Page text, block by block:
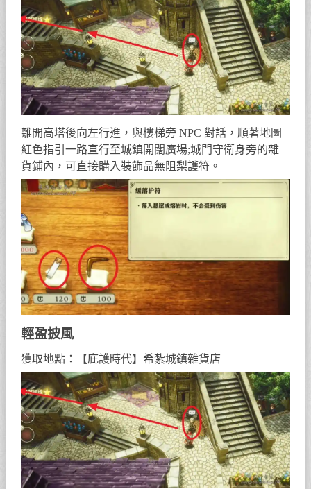
離開高塔後向左行進，與樓梯旁 NPC 對話，順著地圖
紅色指引一路直行至城鎮開闊廣場;城門守衛身旁的雜
貨鋪內，可直接購入裝飾品無阻梨護符。
輕盈披風
獲取地點：【庇護時代】希紮城鎮雜貨店